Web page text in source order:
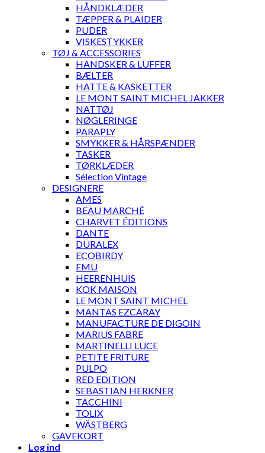
HÅNDKLÆDER
TÆPPER & PLAIDER
PUDER
VISKESTYKKER
TØJ & ACCESSORIES
HANDSKER & LUFFER
BÆLTER
HATTE & KASKETTER
LE MONT SAINT MICHEL JAKKER
NATTØJ
NØGLERINGE
PARAPLY
SMYKKER & HÅRSPÆNDER
TASKER
TØRKLÆDER
Sélection Vintage
DESIGNERE
AMES
BEAU MARCHÉ
CHARVET ÉDITIONS
DANTE
DURALEX
ECOBIRDY
EMU
HEERENHUIS
KOK MAISON
LE MONT SAINT MICHEL
MANTAS EZCARAY
MANUFACTURE DE DIGOIN
MARIUS FABRE
MARTINELLI LUCE
PETITE FRITURE
PULPO
RED EDITION
SEBASTIAN HERKNER
TACCHINI
TOLIX
WÄSTBERG
GAVEKORT
Log ind